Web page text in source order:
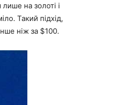
на золоті і
Такий підхід,
ніж за $100.